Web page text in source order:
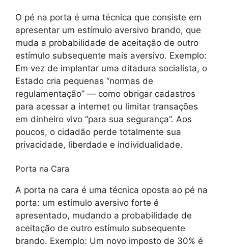
O pé na porta é uma técnica que consiste em
apresentar um estímulo aversivo brando, que
muda a probabilidade de aceitação de outro
estímulo subsequente mais aversivo. Exemplo:
Em vez de implantar uma ditadura socialista, o
Estado cria pequenas “normas de
regulamentação” — como obrigar cadastros
para acessar a internet ou limitar transações
em dinheiro vivo “para sua segurança”. Aos
poucos, o cidadão perde totalmente sua
privacidade, liberdade e individualidade.
Porta na Cara
A porta na cara é uma técnica oposta ao pé na
porta: um estímulo aversivo forte é
apresentado, mudando a probabilidade de
aceitação de outro estímulo subsequente
brando. Exemplo: Um novo imposto de 30% é